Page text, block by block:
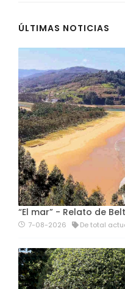
ÚLTIMAS NOTICIAS
“El mar” - Relato de
7-08-2026 De total